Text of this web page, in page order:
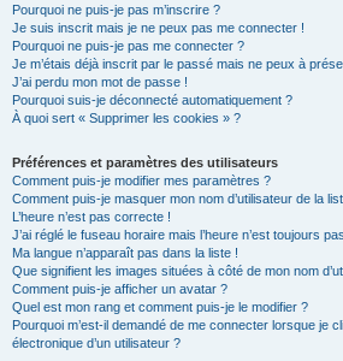
Pourquoi ne puis-je pas m’inscrire ?
Je suis inscrit mais je ne peux pas me connecter !
Pourquoi ne puis-je pas me connecter ?
Je m’étais déjà inscrit par le passé mais ne peux à
J’ai perdu mon mot de passe !
Pourquoi suis-je déconnecté automatiquement ?
À quoi sert « Supprimer les cookies » ?
Préférences et paramètres des utilisateurs
Comment puis-je modifier mes paramètres ?
Comment puis-je masquer mon nom d’utilisateur de la
L’heure n’est pas correcte !
J’ai réglé le fuseau horaire mais l’heure n’est toujours
Ma langue n’apparaît pas dans la liste !
Que signifient les images situées à côté de mon nom
Comment puis-je afficher un avatar ?
Quel est mon rang et comment puis-je le modifier ?
Pourquoi m’est-il demandé de me connecter lorsque je
électronique d’un utilisateur ?